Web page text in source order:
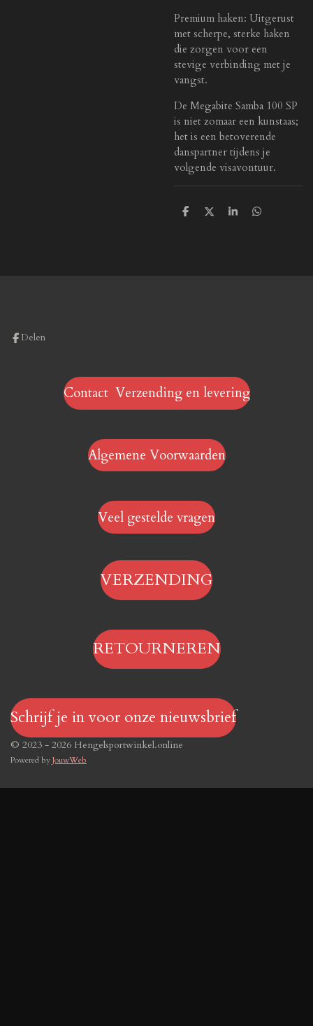
Premium haken: Uitgerust
met scherpe, sterke haken
die zorgen voor een
stevige verbinding met je
vangst.
De Megabite Samba 100 SP
is niet zomaar een kunstaas;
het is een betoverende
danspartner tijdens je
volgende visavontuur.
D
D
S
D
Delen
Contact Verzending en levering
Algemene Voorwaarden
Veel gestelde vragen
VERZENDING
RETOURNEREN
Schrijf je in voor onze nieuwsbrief
© 2023 - 2026 Hengelsportwinkel.online
Powered byJouwWeb